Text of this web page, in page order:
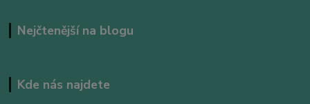
Nejčtenější na blogu
Kde nás najdete